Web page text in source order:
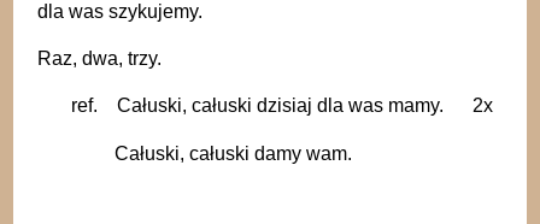
dla was szykujemy.
Raz, dwa, trzy.
ref. Całuski, całuski dzisiaj dla was mamy. 2x
Całuski, całuski damy wam.